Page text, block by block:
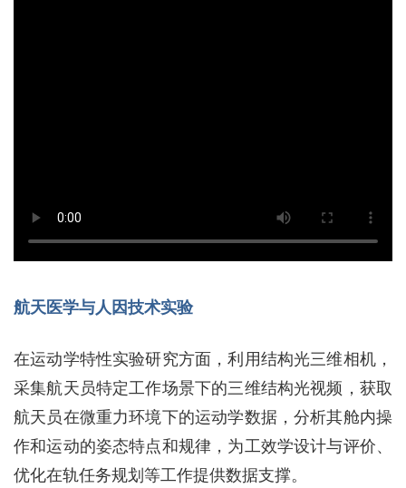
航天医学与人因技术实验
在运动学特性实验研究方面，利用结构光三维相机，
采集航天员特定工作场景下的三维结构光视频，获取
航天员在微重力环境下的运动学数据，分析其舱内操
作和运动的姿态特点和规律，为工效学设计与评价、
优化在轨任务规划等工作提供数据支撑。